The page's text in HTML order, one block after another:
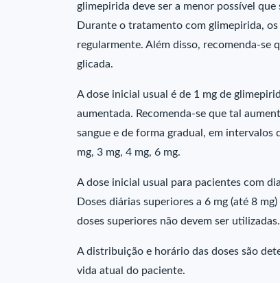
glimepirida deve ser a menor possível
Durante o tratamento com glimepirida,
regularmente. Além disso, recomenda-se
glicada.
A dose inicial usual é de 1 mg de
aumentada. Recomenda-se que tal
sangue e de forma gradual, em intervalos
mg, 3 mg, 4 mg, 6 mg.
A dose inicial usual para pacientes com
Doses diárias superiores a 6 mg (até 8
doses superiores não devem ser utilizadas.
A distribuição e horário das doses são
vida atual do paciente.